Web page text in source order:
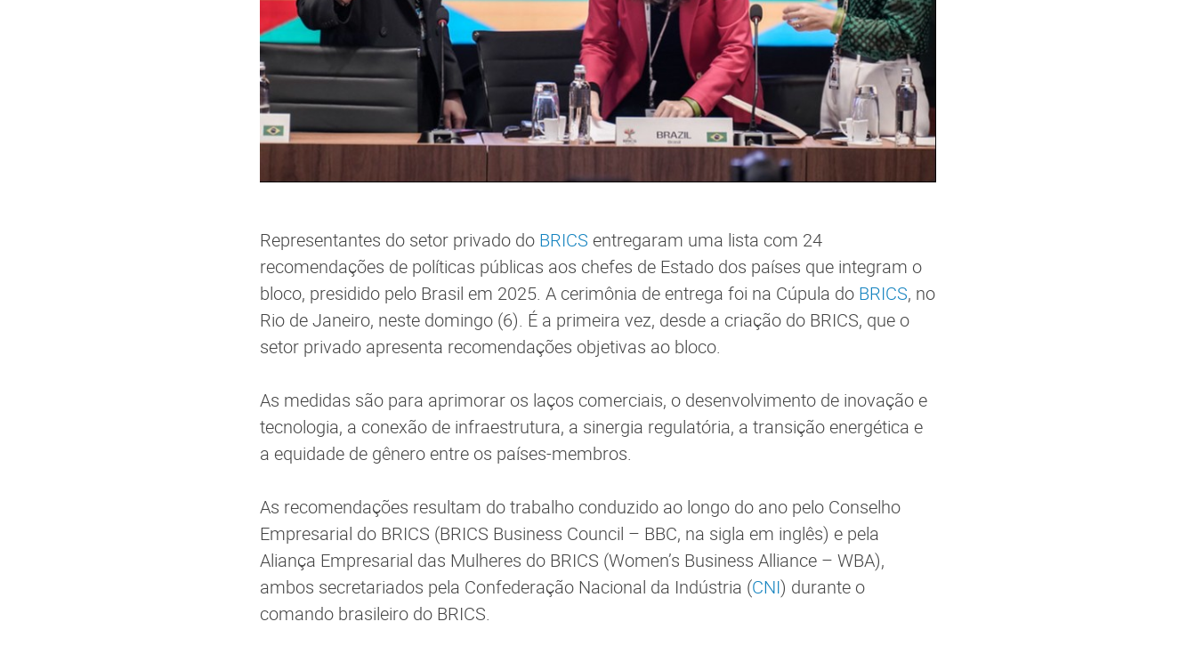
Representantes do setor privado do BRICS entregaram uma lista com 24
recomendações de políticas públicas aos chefes de Estado dos países que integram o
bloco, presidido pelo Brasil em 2025. A cerimônia de entrega foi na Cúpula do BRICS, no
Rio de Janeiro, neste domingo (6). É a primeira vez, desde a criação do BRICS, que o
setor privado apresenta recomendações objetivas ao bloco.
As medidas são para aprimorar os laços comerciais, o desenvolvimento de inovação e
tecnologia, a conexão de infraestrutura, a sinergia regulatória, a transição energética e
a equidade de gênero entre os países-membros.
As recomendações resultam do trabalho conduzido ao longo do ano pelo Conselho
Empresarial do BRICS (BRICS Business Council – BBC, na sigla em inglês) e pela
Aliança Empresarial das Mulheres do BRICS (Women’s Business Alliance – WBA),
ambos secretariados pela Confederação Nacional da Indústria (CNI) durante o
comando brasileiro do BRICS.